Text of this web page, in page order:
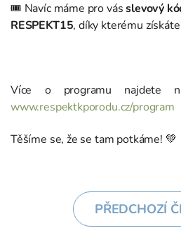
🎟️ Navíc máme pro vásslevový
RESPEKT15, díky kterému
Více o programu najdete
www.respektkporodu.cz/program
Těšíme se, že se tam potkáme! 💚
PŘEDCHOZÍ